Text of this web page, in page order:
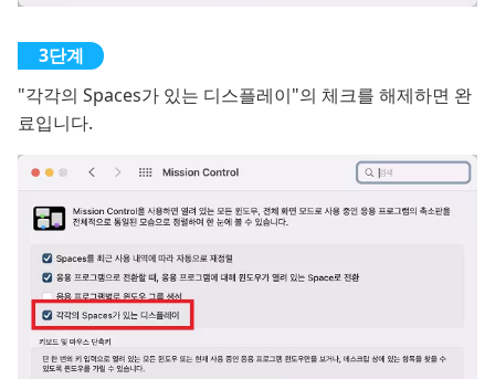
"각각의 Spaces가 있는 디스플레이"의 체크를 해제하면 완
료입니다.